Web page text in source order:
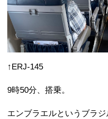
↑ERJ-145
9時50分、搭乗。
エンブラエルというブラ